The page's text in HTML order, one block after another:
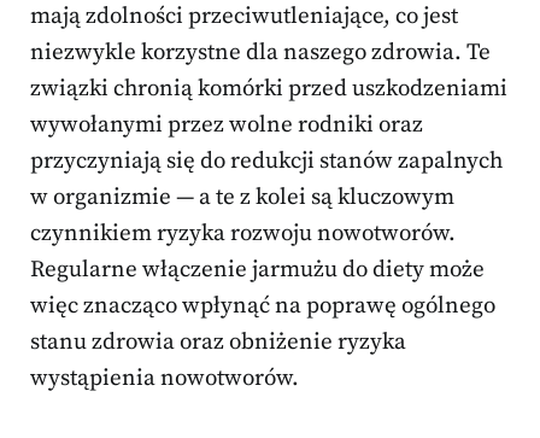
mają zdolności przeciwutleniające, co jest
niezwykle korzystne dla naszego zdrowia. Te
związki chronią komórki przed uszkodzeniami
wywołanymi przez wolne rodniki oraz
przyczyniają się do redukcji stanów zapalnych
w organizmie — a te z kolei są kluczowym
czynnikiem ryzyka rozwoju nowotworów.
Regularne włączenie jarmużu do diety może
więc znacząco wpłynąć na poprawę ogólnego
stanu zdrowia oraz obniżenie ryzyka
wystąpienia nowotworów.